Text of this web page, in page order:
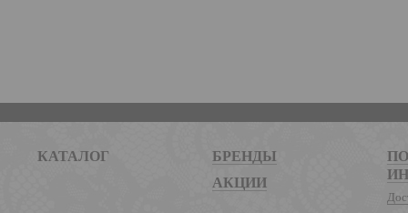
КАТАЛОГ
БРЕНДЫ
АКЦИИ